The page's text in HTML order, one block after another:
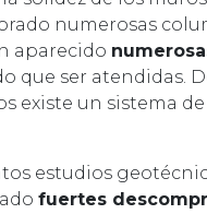
numerosas
aparecido
que ser atendidas.
existe un sistema
estudios
fuertes